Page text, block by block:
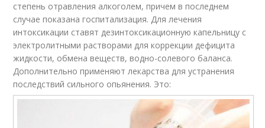
степень отравления алкоголем, причем в последнем
случае показана госпитализация. Для лечения
интоксикации ставят дезинтоксикационную капельницу с
электролитными растворами для коррекции дефицита
жидкости, обмена веществ, водно-солевого баланса.
Дополнительно применяют лекарства для устранения
последствий сильного опьянения. Это: